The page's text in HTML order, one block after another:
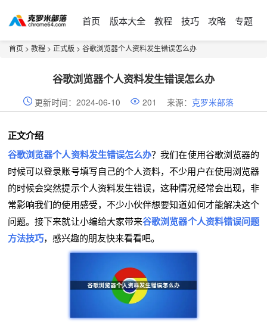
首页 版本大全 教程 技巧 攻略 专题
首页 > 教程 > 正式版 > 谷歌浏览器个人资料发生错误怎么办
谷歌浏览器个人资料发生错误怎么办
更新时间：2024-06-10 201 来源： 克罗米部落
正文介绍
谷歌浏览器个人资料发生错误怎么办？我们在使用谷歌浏览器的
时候可以登录账号填写自己的个人资料，不少用户在使用浏览器
的时候会突然提示个人资料发生错误，这种情况经常会出现，非
常影响我们的使用感受，不少小伙伴想要知道如何才能解决这个
问题。接下来就让小编给大家带来谷歌浏览器个人资料错误问题
方法技巧，感兴趣的朋友快来看看吧。